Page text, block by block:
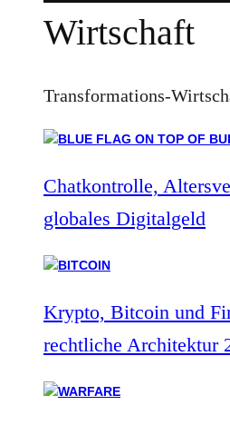
Wirtschaft
Transformations-
Chatkontrolle,
globales Digitalgeld
Krypto, Bitcoin und
rechtliche Architektur